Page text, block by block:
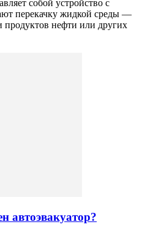
собой устройство с
перекачку жидкой среды —
продуктов нефти или других
автоэвакуатор?